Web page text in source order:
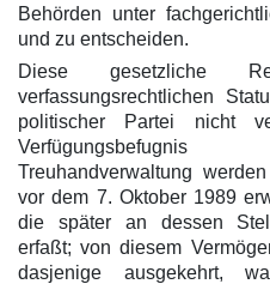
Behörden unter
und zu entscheiden.
Diese gesetzliche
verfassungsrechtlichen
politischer Partei nicht
Treuhandverwaltung
vor dem 7. Oktober 1989
die später an dessen
erfaßt; von diesem
dasjenige ausgekehrt,